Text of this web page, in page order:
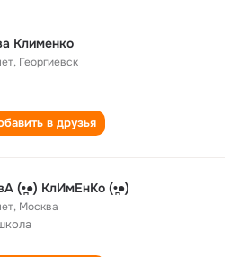
Клименко
, Георгиевск
в друзья
(•̪●) КлИмЕнКо (•̪●)
, Москва